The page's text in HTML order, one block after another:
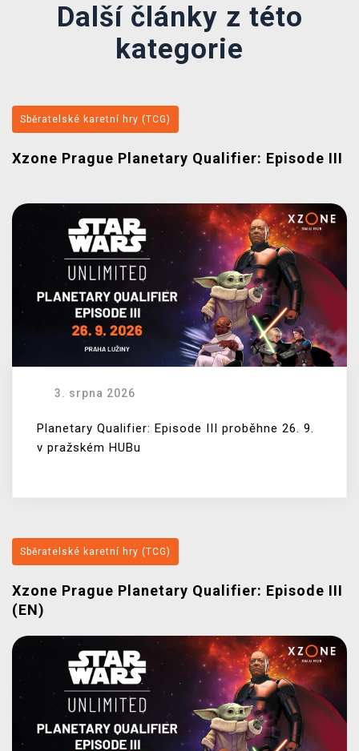
Další články z této
kategorie
Sběratelské karetní hry (TCG)
Xzone Prague Planetary Qualifier: Episode III
3. srpna 2026
Planetary Qualifier: Episode III proběhne 26. 9.
v pražském HUBu
Sběratelské karetní hry (TCG)
Xzone Prague Planetary Qualifier: Episode III
(EN)